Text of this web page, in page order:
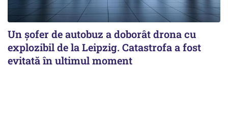
Un șofer de autobuz a doborât drona cu
explozibil de la Leipzig. Catastrofa a fost
evitată în ultimul moment